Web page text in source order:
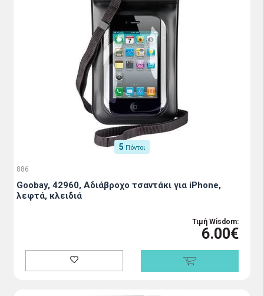
5 Πόντοι
886
Goobay, 42960, Αδιάβροχο τσαντάκι για iPhone,
λεφτά, κλειδιά
Τιμή Wisdom:
6.00€